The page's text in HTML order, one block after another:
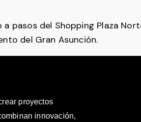
a pasos del Shopping Plaza
del Gran Asunción.
proyectos
innovación,